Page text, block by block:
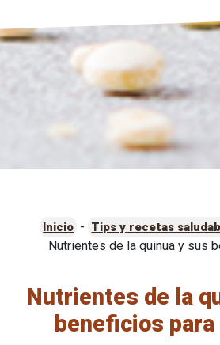
Inicio - Tips y recetas
Nutrientes de la quinua y sus
Nutrientes de la
beneficios para